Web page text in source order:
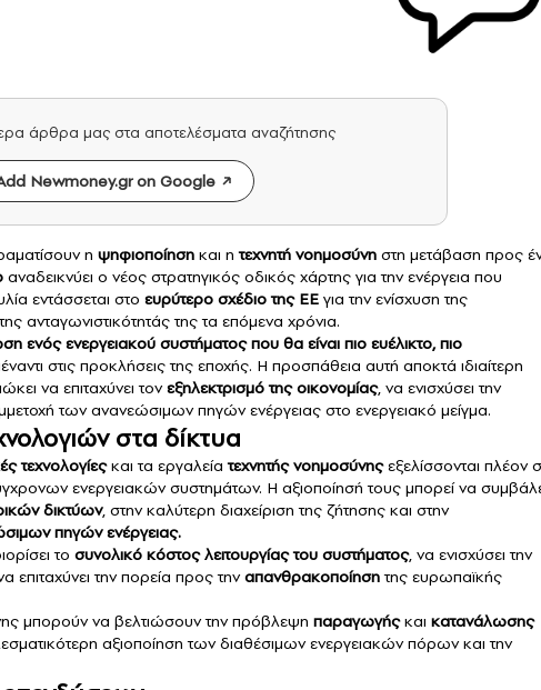
άρθρα μας στα αποτελέσματα αναζήτησης
Newmoney.gr on Google
η ψηφιοποίηση και ητεχνητή νοημοσύνη στη μετάβαση προς
αναδεικνύει ο νέος στρατηγικός οδικός χάρτης για την ενέργεια που
εντάσσεται στο ευρύτερο σχέδιο της ΕΕ για την ενίσχυση της
ανταγωνιστικότητάς της τα επόμενα χρόνια.
ενός ενεργειακού συστήματος που θα είναι πιο ευέλικτο, πιο
στις προκλήσεις της εποχής. Η προσπάθεια αυτή αποκτά ιδιαίτερη
να επιταχύνει τονεξηλεκτρισμό της οικονομίας, να ενισχύσει την
των ανανεώσιμων πηγών ενέργειας στο ενεργειακό μείγμα.
στα δίκτυα
τεχνολογίεςκαι τα εργαλείατεχνητής νοημοσύνηςεξελίσσονται πλέον
ενεργειακών συστημάτων. Η αξιοποίησή τους μπορεί να
δικτύων, στην καλύτερη διαχείριση της ζήτησης και στην
πηγών ενέργειας.
το συνολικό κόστος λειτουργίας του συστήματος, να ενισχύσει την
την πορεία προς τηναπανθρακοποίησητης ευρωπαϊκής
μπορούν να βελτιώσουν την πρόβλεψη παραγωγήςκαι κατανάλωσης
αξιοποίηση των διαθέσιμων ενεργειακών πόρων και την